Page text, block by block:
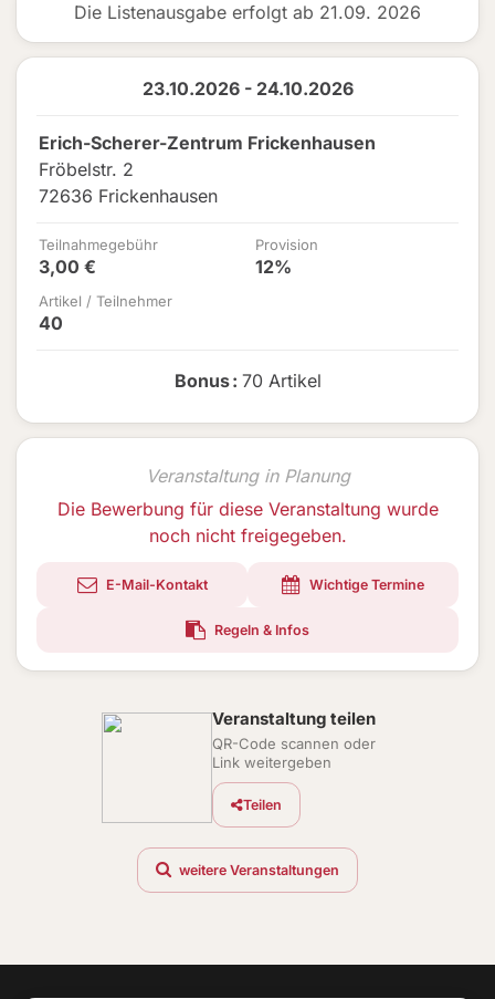
Die Listenausgabe erfolgt ab 21.09. 2026
23.10.2026 - 24.10.2026
Erich-Scherer-Zentrum Frickenhausen
Fröbelstr. 2
72636 Frickenhausen
Teilnahmegebühr
3,00 €
Provision
12%
Artikel / Teilnehmer
40
Bonus: 70 Artikel
Veranstaltung in Planung
Die Bewerbung für diese Veranstaltung wurde
noch nicht freigegeben.
E-Mail-Kontakt Wichtige Termine
Regeln & Infos
Veranstaltung teilen
QR-Code scannen oder
Link weitergeben
Teilen
weitere Veranstaltungen